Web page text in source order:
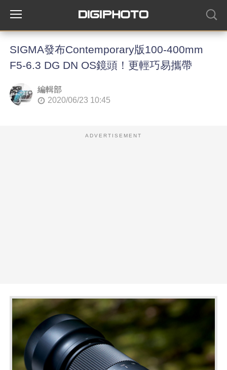
SIGMA發布Contemporary版100-400mm
F5-6.3 DG DN OS鏡頭！更輕巧易攜帶
編輯部
2020/06/23 10:45
ADVERTISEMENT